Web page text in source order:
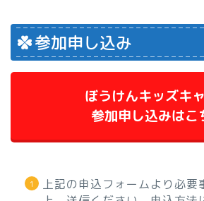
参加申し込み
ぼうけんキッズキ
参加申し込みはこ
上記の申込フォームより必要